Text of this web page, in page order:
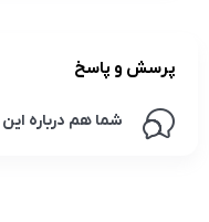
پرسش و پاسخ
شما هم درباره